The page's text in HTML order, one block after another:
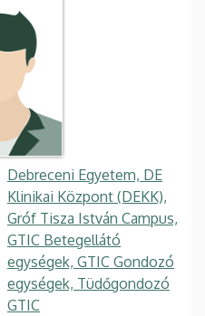
Debreceni Egyetem, DE
Klinikai Központ (DEKK),
Gróf Tisza István Campus,
GTIC Betegellátó
egységek, GTIC Gondozó
egységek, Tüdőgondozó
GTIC